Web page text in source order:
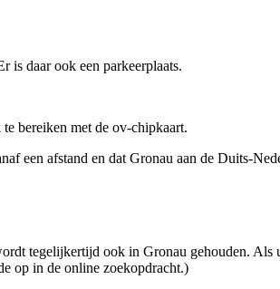
is daar ook een parkeerplaats.
bereiken met de ov-chipkaart.
een afstand en dat Gronau aan de Duits-
tegelijkertijd ook in Gronau gehouden.
op in de online zoekopdracht.)